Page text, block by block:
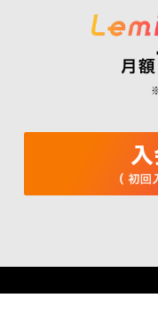
３．本特典の応募条件を満
がございます。
４．本特典と当社が同時期
あります。また、応募受
たしかねますので、あら
５．「ドコモ MAX」また
に当選した場合、その施
は固く禁止いたします。
７．当社は、次に掲げる場
適切と判断する方法によ
とができるものとします
本特典を中止し、または